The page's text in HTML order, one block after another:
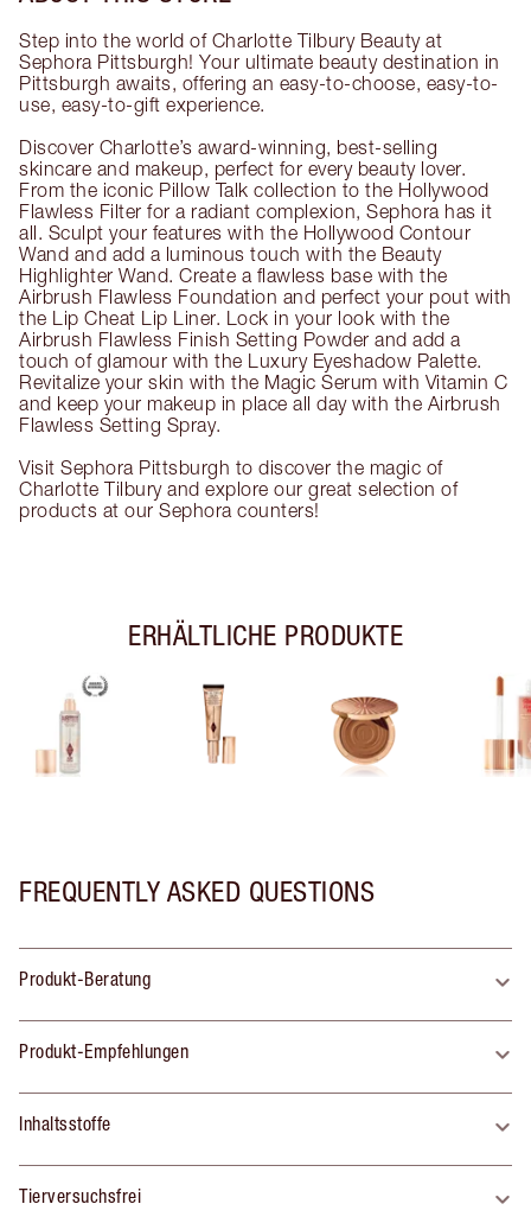
Step into the world of Charlotte Tilbury Beauty at
Sephora Pittsburgh! Your ultimate beauty destination in
Pittsburgh awaits, offering an easy-to-choose, easy-to-
use, easy-to-gift experience.
Discover Charlotte’s award-winning, best-selling
skincare and makeup, perfect for every beauty lover.
From the iconic Pillow Talk collection to the Hollywood
Flawless Filter for a radiant complexion, Sephora has it
all. Sculpt your features with the Hollywood Contour
Wand and add a luminous touch with the Beauty
Highlighter Wand. Create a flawless base with the
Airbrush Flawless Foundation and perfect your pout with
the Lip Cheat Lip Liner. Lock in your look with the
Airbrush Flawless Finish Setting Powder and add a
touch of glamour with the Luxury Eyeshadow Palette.
Revitalize your skin with the Magic Serum with Vitamin C
and keep your makeup in place all day with the Airbrush
Flawless Setting Spray.
Visit Sephora Pittsburgh to discover the magic of
Charlotte Tilbury and explore our great selection of
products at our Sephora counters!
ERHÄLTLICHE PRODUKTE
FREQUENTLY ASKED QUESTIONS
Produkt-Beratung
Produkt-Empfehlungen
Inhaltsstoffe
Tierversuchsfrei